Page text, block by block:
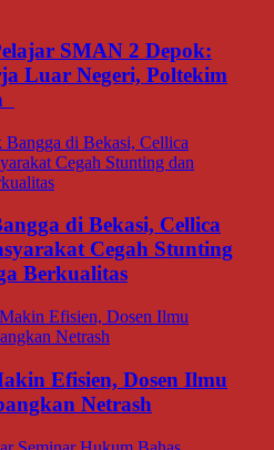
SMAN 2 Depok:
Luar Negeri, Poltekim
di Bekasi, Cellica
Cegah Stunting
Berkualitas
Efisien, Dosen Ilmu
Netrash